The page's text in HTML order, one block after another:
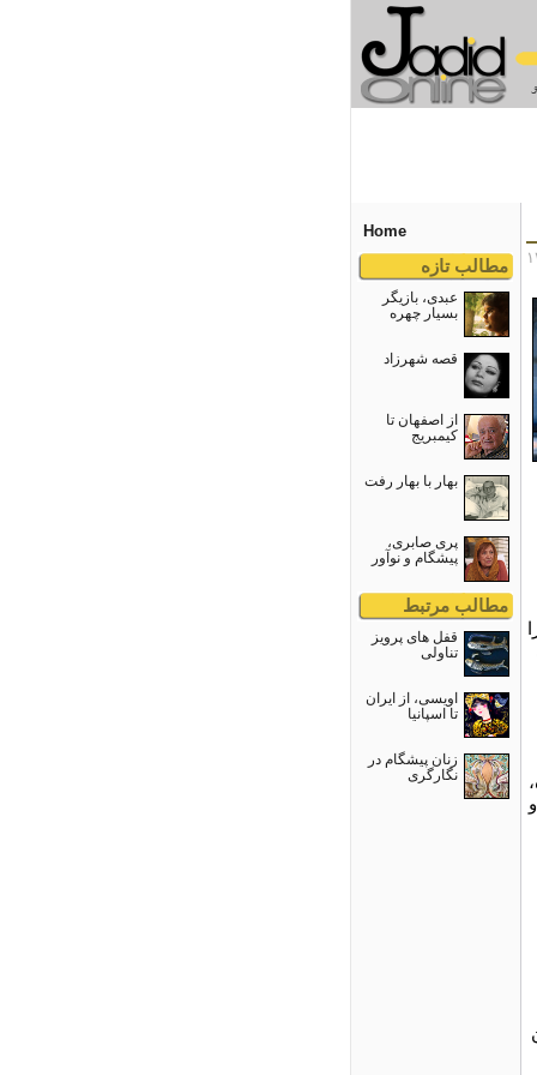
Home
مطالب تازه
عبدی، بازیگر
بسیار چهره
قصه شهرزاد
از اصفهان تا
کیمبریج
بهار با بهار رفت
پری صابری،
پیشگام و نوآور
مطالب مرتبط
قفل هاى پرويز
تناولى
اويسى، از ايران
تا اسپانيا
زنان پیشگام در
نگارگری